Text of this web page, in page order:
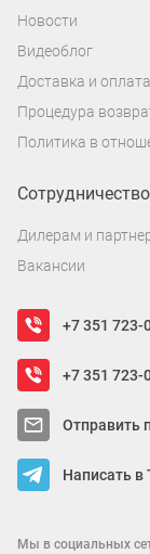
Новости
Видеоблог
Доставка и оплата
Процедура
Политика в
Сотрудничество
Дилерам и
Вакансии
+7 351 723-
+7 351 723-
Отправить
Написать в
Мы в социальных